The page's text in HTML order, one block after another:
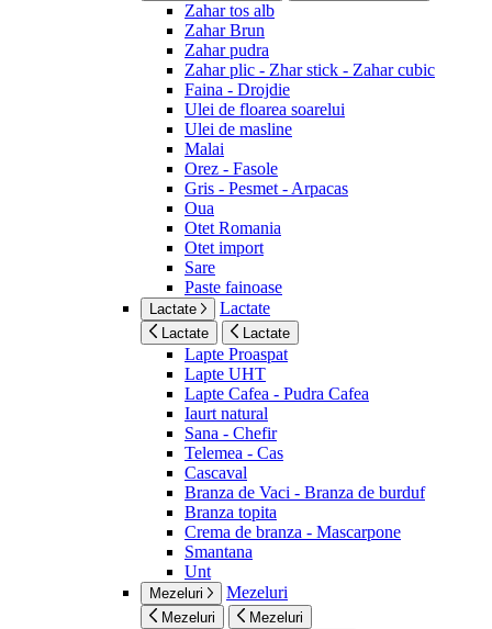
Zahar tos alb
Zahar Brun
Zahar pudra
Zahar plic - Zhar stick - Zahar cubic
Faina - Drojdie
Ulei de floarea soarelui
Ulei de masline
Malai
Orez - Fasole
Gris - Pesmet - Arpacas
Oua
Otet Romania
Otet import
Sare
Paste fainoase
Lactate Lactate
Lactate Lactate
Lapte Proaspat
Lapte UHT
Lapte Cafea - Pudra Cafea
Iaurt natural
Sana - Chefir
Telemea - Cas
Cascaval
Branza de Vaci - Branza de burduf
Branza topita
Crema de branza - Mascarpone
Smantana
Unt
Mezeluri Mezeluri
Mezeluri
Mezeluri